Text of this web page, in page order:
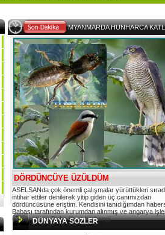
MYANMARDA HUNHARCA
DÖRDÜNCÜYE ÜZÜLDÜM
ASELSANda çok önemli çalışmalar yürüttükleri
intihar ettiler denilerek yitip giden üç canımızdan
dördüncüsüne eriştim. Kendisini tanıdığımdan
Babası tarafından kurumdan alınmış ve angarya
uğraşıyordu. Daha önce herhangi
DÜNYAYA SÖZLER